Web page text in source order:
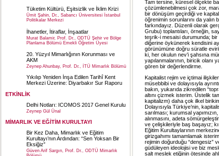
Tüketim Kültürü, Eşitsizlik ve İklim Krizi
Ümit Şahin, Dr., Sabancı Üniversitesi İstanbul
Politikalar Merkezi
İhanetler, İtiraflar, İnşaatlar
Murat Balamir, Prof. Dr., ODTÜ Şehir ve Bölge
Planlama Bölümü Emekli Öğretim Üyesi
20. Yüzyıl Mimarlığının Korunması ve
AKM
Zeynep Ahunbay, Prof. Dr., İTÜ Mimarlık Bölümü
Yıkılıp Yeniden İnşa Edilen Tarihî Kent
Merkezi Üzerine: Diyarbakır Sur Raporu
ETKİNLİK
Delhi Notları: ICOMOS 2017 Genel Kurulu
Zeynep Gül Ünal
MİMARLIK VE EĞİTİM KURULTAYI
Bir Kez Daha, Mimarlık ve Eğitim
Kurultayı’nın Ardından: “Sen Yoksan Bir
Eksiğiz”
Güven Arif Sargın, Prof. Dr., ODTÜ Mimarlık
Tam tersine, küresel ölçekte
çözümlenebilmesi çok zor,
bir dönüşüm geçirdiği ve
öğrenimin sorunlarını da
farkındayız. Düzenli olarak
Grubu) toplantıları, örneğin,
teşrik-i mesaisi durumunda; bir
diğerine öykünerek kendisini
görünümüne doğru süratle
ki, her okulun nev’i şahsına
yapılanmalarının, biricik
gören bir değerlendirme.
Kapitalist rejim ve içtimai
müsebbibi ve dolayısıyla
bakın, yukarıda zikredilen
altını çizmek isterim. Üstelik
kapitalizm) daha çok ilkel
Dolayısıyla Türkiye’nin,
sarılması; kurumsal
alınmasını, adeta
ve çelişkileriyle baş başayız;
Eğitim Kurultaylarının
girizgahımı tamamlamak
rejimin doğurduğu “dengesiz”
güdüleyen ideolojisi ve biz
salt meslek etiğinin ötesinde